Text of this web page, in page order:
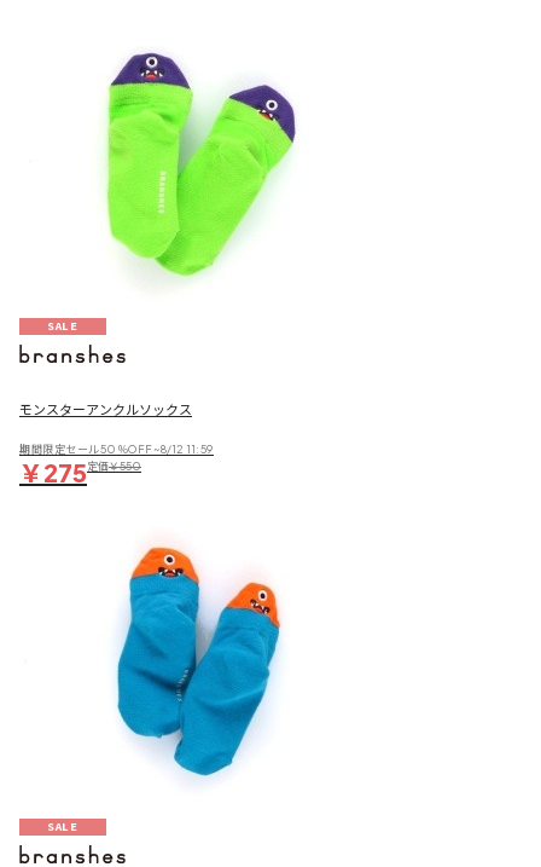
SALE
モンスターアンクルソックス
期間限定セール50％OFF~8/12 11:59
￥275定価￥550
SALE